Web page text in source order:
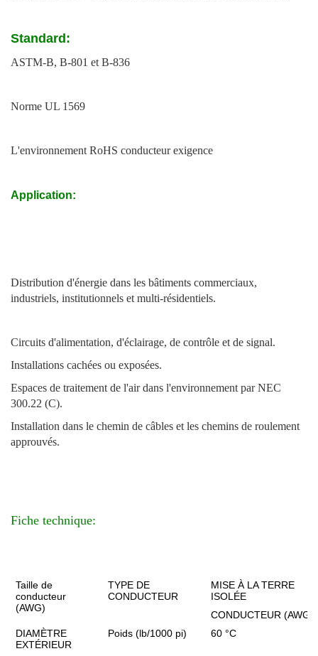
Standard:
ASTM-B, B-801 et B-836
Norme UL 1569
L'environnement RoHS conducteur exigence
Application:
Distribution d'énergie dans les bâtiments commerciaux,
industriels, institutionnels et multi-résidentiels.
Circuits d'alimentation, d'éclairage, de contrôle et de signal.
Installations cachées ou exposées.
Espaces de traitement de l'air dans l'environnement par NEC
300.22 (C).
Installation dans le chemin de câbles et les chemins de roulement
approuvés.
Fiche technique:
Taille de
conducteur
(AWG)
TYPE DE
CONDUCTEUR
MISE À LA TERRE
ISOLÉE
CONDUCTEUR (AWG)
DIAMÈTRE
EXTÉRIEUR
Poids (lb/1000 pi) 60 °C